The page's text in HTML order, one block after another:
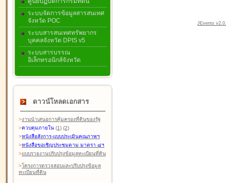
ระบบจัดการข้อมูลสารสนเทศ
จังหวัด POC
ระบบสารสนเทศทรัพยากร
บุคคลจังหวัด DPIS v5
ระบบสารบรรณ
อิเล็กทรอนิกส์จังหวัด
ดาวน์โหลดเอกสาร
>งานนำเสนอการคุ้มครองที่ดินของรัฐ
>ควบคุมภายใน (1) (2)
>หนังสือสังการ-แบบประเมินคุณภาพฯ
>หนังสือขอเชิญประชุมตาม มาตรา ๘ฯ
>แบบรายงานปรับปรุงข้อมูลทะเบียนที่ดิน
>โครงการตรวจสอบและปรับปรุงข้อมูล
ทะเบียนที่ดิน
JEvents